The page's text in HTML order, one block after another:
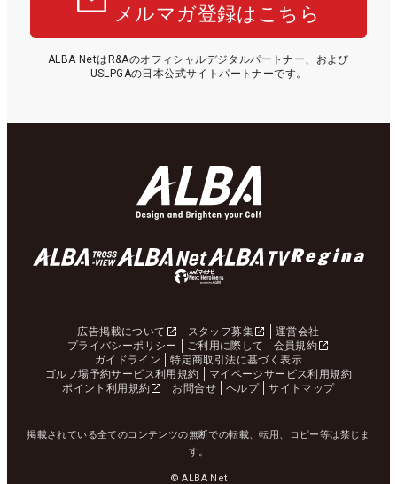
メルマガ登録はこちら
ALBA NetはR&Aのオフィシャルデジタルパートナー、および
USLPGAの日本公式サイトパートナーです。
広告掲載について スタッフ募集
運営会社
プライバシーポリシー
ご利用に際して
会員規約
ガイドライン
特定商取引法に基づく表示
ゴルフ場予約サービス利用規約
マイページサービス利用規約
ポイント利用規約
お問合せ ヘルプ サイトマップ
掲載されている全てのコンテンツの無断での転載、転用、コピー等は禁じま
す。
© ALBA Net